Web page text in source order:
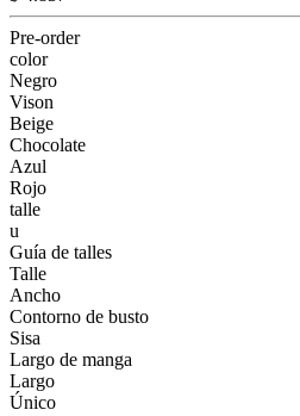
Pre-order
color
Negro
Vison
Beige
Chocolate
Azul
Rojo
talle
u
Guía de talles
Talle
Ancho
Contorno de busto
Sisa
Largo de manga
Largo
Único